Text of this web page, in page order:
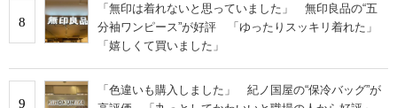
8
「無印は着れないと思っていました」 無印良品の“五
分袖ワンピース”が好評 「ゆったりスッキリ着れた」
「嬉しくて買いました」
9
「色違いも購入しました」 紀ノ国屋の“保冷バッグ”が